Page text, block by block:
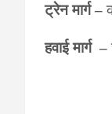
ट्रेन मार्ग –
हवाई मार्ग –